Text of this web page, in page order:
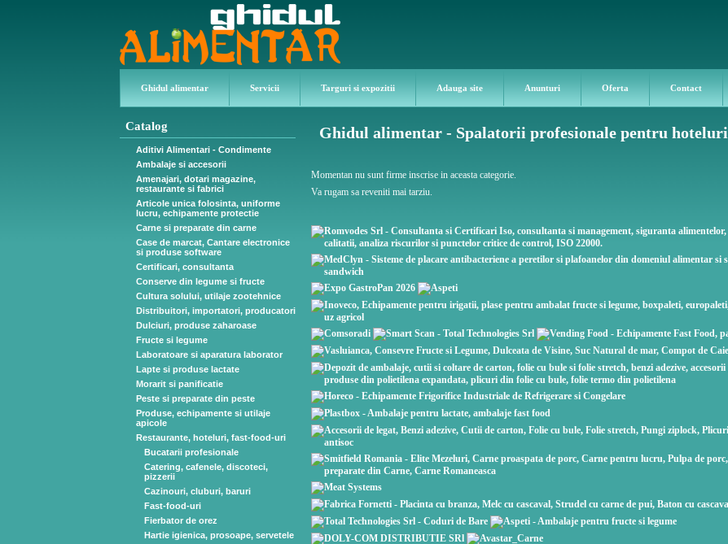
Ghidul alimentar Servicii Targuri si expozitii Adauga site Anunturi Oferta Contact
Catalog
Aditivi Alimentari - Condimente
Ambalaje si accesorii
Amenajari, dotari magazine,
restaurante si fabrici
Articole unica folosinta, uniforme
lucru, echipamente protectie
Carne si preparate din carne
Case de marcat, Cantare electronice
si produse software
Certificari, consultanta
Conserve din legume si fructe
Cultura solului, utilaje zootehnice
Distribuitori, importatori, producatori
Dulciuri, produse zaharoase
Fructe si legume
Laboratoare si aparatura laborator
Lapte si produse lactate
Morarit si panificatie
Peste si preparate din peste
Produse, echipamente si utilaje
apicole
Restaurante, hoteluri, fast-food-uri
Bucatarii profesionale
Catering, cafenele, discoteci,
pizzerii
Cazinouri, cluburi, baruri
Fast-food-uri
Fierbator de orez
Hartie igienica, prosoape, servetele
Ghidul alimentar - Spalatorii profesionale pentru hoteluri
Momentan nu sunt firme inscrise in aceasta categorie.
Va rugam sa reveniti mai tarziu.